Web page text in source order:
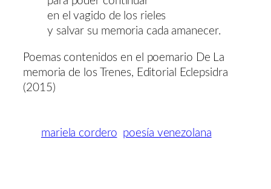
en el vagido de los rieles
y salvar su memoria cada amanecer.
Poemas contenidos en el poemario De La
memoria de los Trenes, Editorial Eclepsidra
(2015)
mariela cordero poesía venezolana